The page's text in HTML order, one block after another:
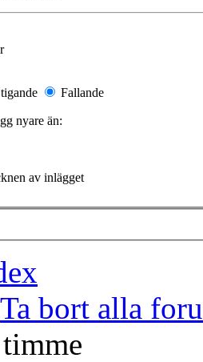
Fallande
nyare än:
av inlägget
Ta bort alla